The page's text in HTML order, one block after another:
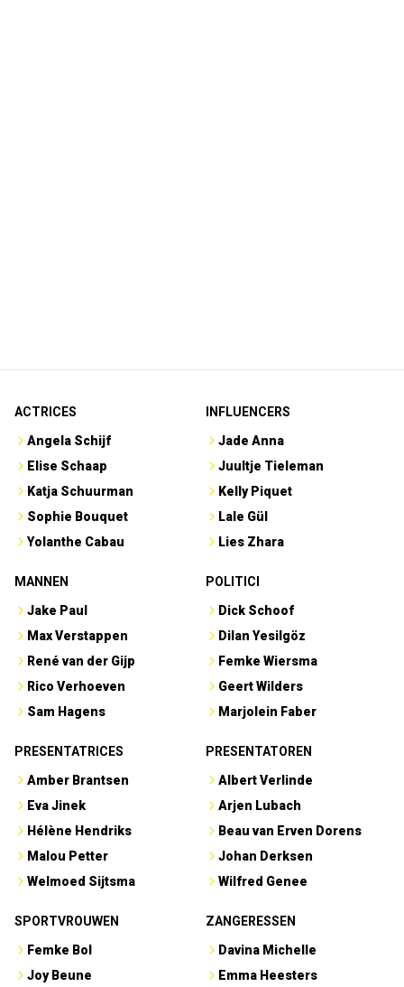
ACTRICES
Angela Schijf
Elise Schaap
Katja Schuurman
Sophie Bouquet
Yolanthe Cabau
INFLUENCERS
Jade Anna
Juultje Tieleman
Kelly Piquet
Lale Gül
Lies Zhara
MANNEN
Jake Paul
Max Verstappen
René van der Gijp
Rico Verhoeven
Sam Hagens
POLITICI
Dick Schoof
Dilan Yesilgöz
Femke Wiersma
Geert Wilders
Marjolein Faber
PRESENTATRICES
Amber Brantsen
Eva Jinek
Hélène Hendriks
Malou Petter
Welmoed Sijtsma
PRESENTATOREN
Albert Verlinde
Arjen Lubach
Beau van Erven Dorens
Johan Derksen
Wilfred Genee
SPORTVROUWEN
Femke Bol
Joy Beune
ZANGERESSEN
Davina Michelle
Emma Heesters